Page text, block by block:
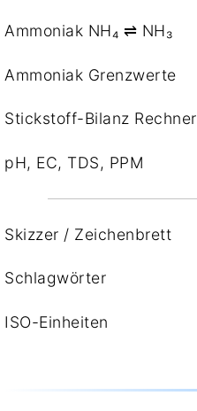
Ammoniak NH₄ ⇌ NH₃
Ammoniak Grenzwerte
Stickstoff-Bilanz Rechner
pH, EC, TDS, PPM
Skizzer / Zeichenbrett
Schlagwörter
ISO-Einheiten